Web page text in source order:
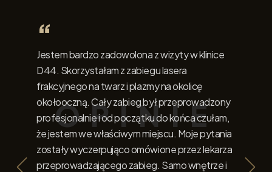
“
Jestem bardzo zadowolona z wizyty w klinice
D44. Skorzystałam z zabiegu lasera
frakcyjnego na twarz i plazmy na okolicę
okołooczną. Cały zabieg był przeprowadzony
profesjonalnie i od początku do końca czułam,
że jestem we właściwym miejscu. Moje pytania
zostały wyczerpująco omówione przez lekarza
przeprowadzającego zabieg. Samo wnętrze i